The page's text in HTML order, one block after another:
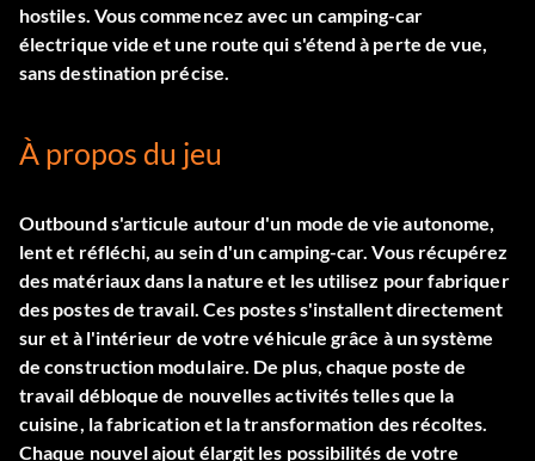
hostiles. Vous commencez avec un camping-car
électrique vide et une route qui s'étend à perte de vue,
sans destination précise.
À propos du jeu
Outbound s'articule autour d'un mode de vie autonome,
lent et réfléchi, au sein d'un camping-car. Vous récupérez
des matériaux dans la nature et les utilisez pour fabriquer
des postes de travail. Ces postes s'installent directement
sur et à l'intérieur de votre véhicule grâce à un système
de construction modulaire. De plus, chaque poste de
travail débloque de nouvelles activités telles que la
cuisine, la fabrication et la transformation des récoltes.
Chaque nouvel ajout élargit les possibilités de votre